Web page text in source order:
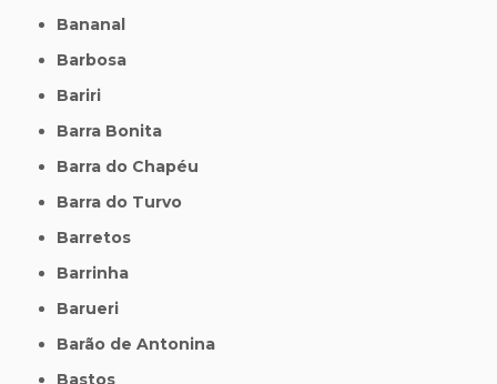
Bananal
Barbosa
Bariri
Barra Bonita
Barra do Chapéu
Barra do Turvo
Barretos
Barrinha
Barueri
Barão de Antonina
Bastos